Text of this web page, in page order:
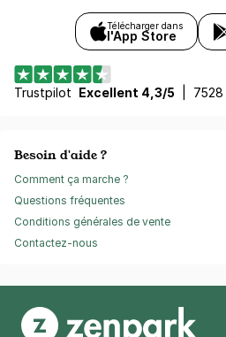
Télécharger dans
l'App Store
Trustpilot Excellent 4,3/5 7528
Besoin d'aide ?
Comment ça marche ?
Questions fréquentes
Conditions générales de vente
Contactez-nous